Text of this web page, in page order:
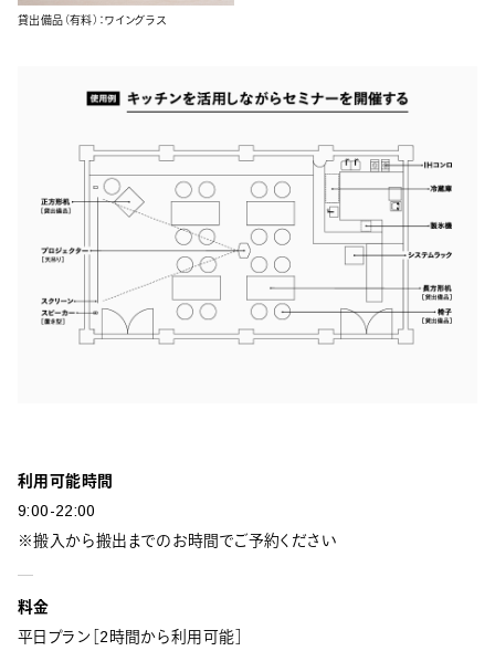
貸出備品（有料）：ワイングラス
利用可能時間
9:00-22:00
※搬入から搬出までのお時間でご予約ください
料金
平日プラン［2時間から利用可能］